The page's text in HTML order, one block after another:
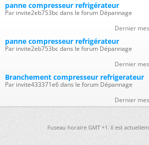
panne compresseur refrigérateur
Par invite2eb753bc dans le forum Dépannage
Dernier
panne compresseur refrigérateur
Par invite2eb753bc dans le forum Dépannage
Dernier
Branchement compresseur refrigerateur
Par invite433371e6 dans le forum Dépannage
Dernier
Fuseau horaire GMT +1. Il est